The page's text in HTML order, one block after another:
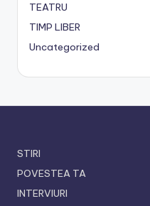
TEATRU
TIMP LIBER
Uncategorized
STIRI
POVESTEA TA
INTERVIURI